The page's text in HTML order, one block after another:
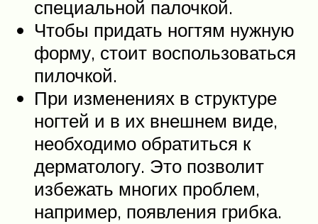
специальной палочкой.
Чтобы придать ногтям нужную
форму, стоит воспользоваться
пилочкой.
При изменениях в структуре
ногтей и в их внешнем виде,
необходимо обратиться к
дерматологу. Это позволит
избежать многих проблем,
например, появления грибка.